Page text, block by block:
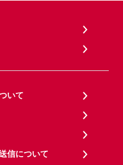
いて
信について